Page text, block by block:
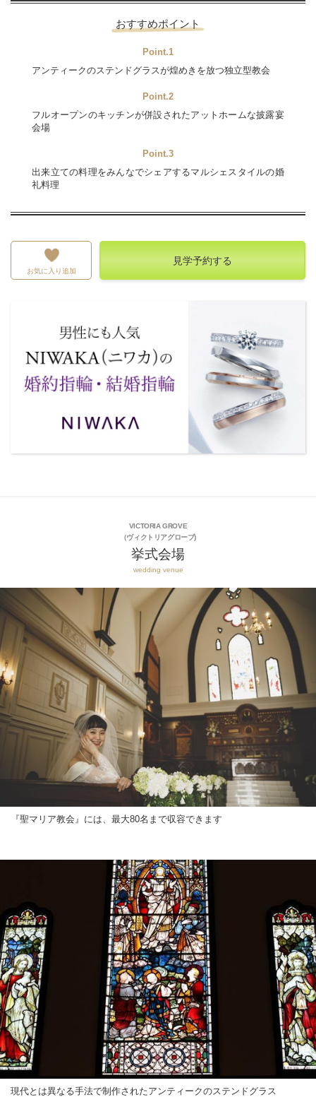
おすすめポイント
Point.1
アンティークのステンドグラスが煌めきを放つ独立型教会
Point.2
フルオープンのキッチンが併設されたアットホームな披露宴
会場
Point.3
出来立ての料理をみんなでシェアするマルシェスタイルの婚
礼料理
お気に入り追加
見学予約する
VICTORIA GROVE
（ヴィクトリアグローブ)
挙式会場
wedding venue
『聖マリア教会』には、最大80名まで収容できます
現代とは異なる手法で制作されたアンティークのステンドグラス